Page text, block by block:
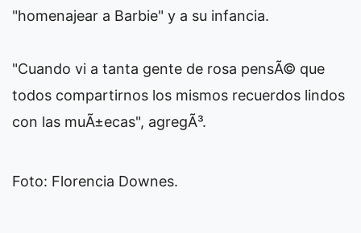
"homenajear a Barbie" y a su infancia.
"Cuando vi a tanta gente de rosa pensÃ© que
todos compartirnos los mismos recuerdos lindos
con las muÃ±ecas", agregÃ³.
Foto: Florencia Downes.